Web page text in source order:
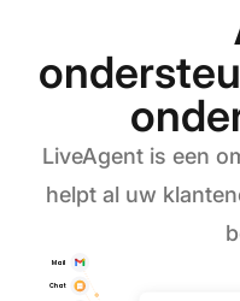
LiveAgent is een
helpt al uw